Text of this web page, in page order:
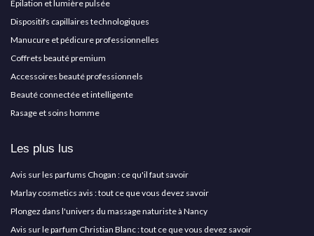
Épilation et lumière pulsée
Dispositifs capillaires technologiques
Manucure et pédicure professionnelles
Coffrets beauté premium
Accessoires beauté professionnels
Beauté connectée et intelligente
Rasage et soins homme
Les plus lus
Avis sur les parfums Chogan : ce qu'il faut savoir
Marlay cosmetics avis : tout ce que vous devez savoir
Plongez dans l'univers du massage naturiste à Nancy
Avis sur le parfum Christian Blanc : tout ce que vous devez savoir